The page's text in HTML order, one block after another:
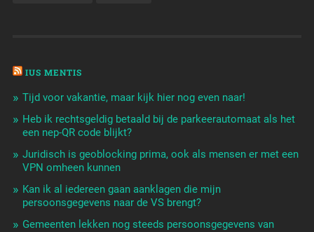
IUS MENTIS
Tijd voor vakantie, maar kijk hier nog even naar!
Heb ik rechtsgeldig betaald bij de parkeerautomaat als het
een nep-QR code blijkt?
Juridisch is geoblocking prima, ook als mensen er met een
VPN omheen kunnen
Kan ik al iedereen gaan aanklagen die mijn
persoonsgegevens naar de VS brengt?
Gemeenten lekken nog steeds persoonsgegevens van